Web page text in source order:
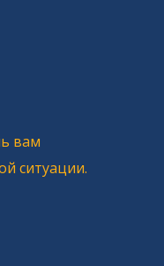
вам
ситуации.